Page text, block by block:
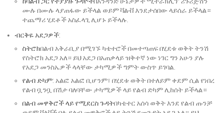
ሙሉ በሙሉ ላያጠፋው ይችላል ወይም ቫልቭ እንደታሰበው ላይሰራ ይችላል።
ተጨማሪ ሂደቶች አስፈላጊ ሊሆኑ ይችላሉ.
ብርቅዬ አደጋዎች:
ስትሮክበልብ አቅራቢያ በሚገኙ ካቴተሮች በመተጣጠፍ በሂደቱ ወቅት ትንሽ
የስትሮክ አደጋ አለ። ይህ አደጋ በአጠቃላይ ዝቅተኛ ነው ነገር ግን አሁን ያሉ
የአደጋ መንስኤዎች ላላቸው ታካሚዎች ግምት ውስጥ ይገባል.
የልብ ድካም: አልፎ አልፎ ቢሆንም፣ በሂደቱ ወቅት በተለይም ቀደም ሲል የነበረ
የልብ ቧንቧ በሽታ ባለባቸው ታካሚዎች ላይ የልብ ድካም ሊከሰት ይችላል።
በልብ መዋቅሮች ላይ የሚደርስ ጉዳትበካቴተር አሰሳ ወቅት እንደ የልብ ጡንቻ